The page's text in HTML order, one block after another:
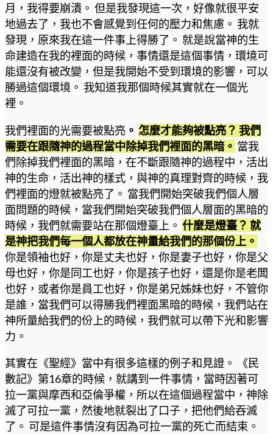
月，我得要崩潰。 但是我發現這一次，好像就很平安
地過去了，我也不會感覺到任何的壓力和焦慮。 我就
發現，原來我在這一件事上得勝了。 就是說當神的生
命建造在我的裡面的時候，事情還是這個事情，環境可
能還沒有被改變，但是我開始不受到環境的影響，可以
勝過這個環境。 我知道我那個時候其實就在一個光
裡。
我們裡面的光需要被點亮 。 怎麼才能夠被點亮？ 我們
需要在跟隨神的過程當中除掉我們裡面的黑暗。 當我
們除掉我們裡面的黑暗，在不斷跟隨神的過程中，活出
神的生命，活出神的樣式，與神的真理對齊的時候，我
們裡面的燈就被點亮了。 當我們開始突破我們個人層
面問題的時候，當我們開始突破我們個人層面的黑暗的
時候，我們就需要站在那個燈臺上。 什麼是燈臺？ 就
是神把我們每一個人都放在神量給我們的那個份上。
你是領袖也好，你是丈夫也好，你是妻子也好，你是父
母也好，你是同工也好，你是孩子也好，還是你是老闆
也好，或者你是員工也好，你是弟兄姊妹也好，不管你
是誰，當我們可以得勝我們裡面黑暗的時候，我們站在
神所量給我們的份上的時候，我們就可以帶下光和影響
力。
其實在《聖經》當中有很多這樣的例子和見證。 《民
數記》第16章的時候，就講到一件事情，當時因著可
拉一黨與摩西和亞倫爭權，所以在這個過程當中，神除
滅了可拉一黨，然後地就裂出了口子，把他們給吞滅
了。 可是這件事情沒有因為可拉一黨的死亡而結束。